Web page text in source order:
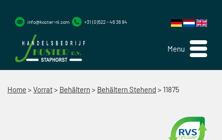
Menu
info@koster-nl.com +31 (0)522 - 46 36 84
Home > Vorrat> Behältern > Behältern Stehend > 11875